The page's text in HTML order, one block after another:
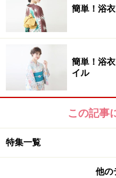
簡単！浴
簡単！浴
イル
この記事
特集一覧
他の